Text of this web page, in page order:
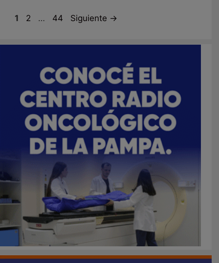
Página
1 Página
2 … Página
44 Siguiente →